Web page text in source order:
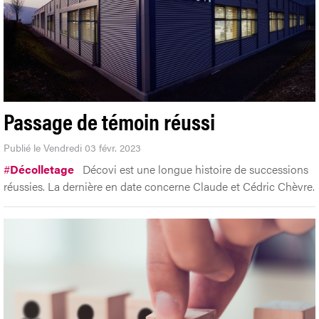
Passage de témoin réussi
Publié le Vendredi 03 févr. 2023
#Décolletage Décovi est une longue histoire de successions
réussies. La dernière en date concerne Claude et Cédric Chèvre.